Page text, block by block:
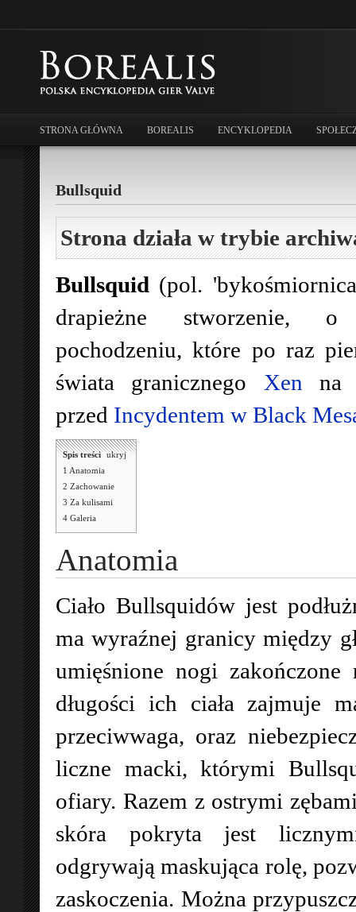
STRONA GŁÓWNA BOREALIS ENCYKLOPEDIA
Bullsquid
Strona działa w trybie
Bullsquid (pol.
drapieżne stworzenie, o
pochodzeniu, które po raz
świata granicznego Xen na
przed Incydentem w Black
Spis treści [ukryj]
1 Anatomia
2 Zachowanie
3 Za kulisami
4 Galeria
Anatomia
Ciało Bullsquidów jest
ma wyraźnej granicy między
umięśnione nogi
długości ich ciała zajmuje
przeciwwaga, oraz
liczne macki, którymi
ofiary. Razem z ostrymi
skóra pokryta jest
odgrywają maskująca rolę,
zaskoczenia. Można